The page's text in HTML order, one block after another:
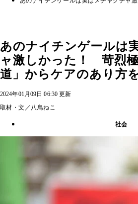
あのナイチンゲールは
ャ激しかった！ 苛烈
道」からケアのあり方
2024年01月09日 06:30 更新
取材・文／八鳥ねこ
社会